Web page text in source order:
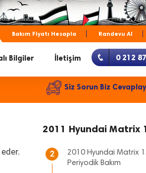
Bakım Fiyatı Hesapla Randevu Al
Bilgiler İletişim 0 212
Siz Sorun Biz
2011 Hyundai Matrix
2
2010 Hyundai Matrix
Periyodik Bakım